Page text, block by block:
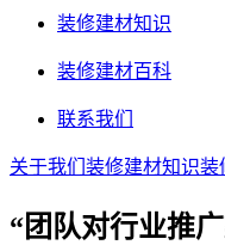
装修建材知识
装修建材百科
联系我们
关于我们 装修建材知识装
“团队对行业推